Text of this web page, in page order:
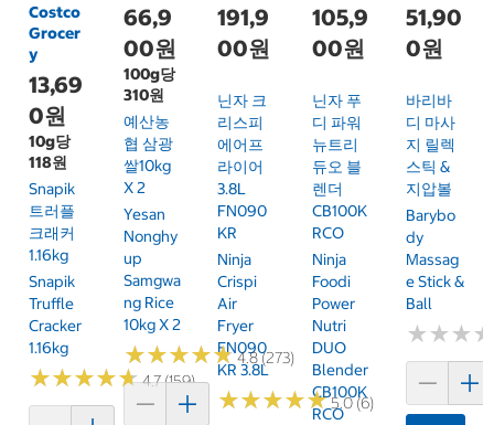
Costco
Grocer
y
13,69
0원
10g당
118원
Snapik
트러플
크래커
1.16kg
Snapik
Truffle
Cracker
1.16kg
★★★★★
★★★★★4.7 (159)
66,9
00원
100g당
310원
예산농
협 삼광
쌀10kg
X 2
Yesan
Nonghy
Up
Samgwa
Ng Rice
10kg X 2
★★★★★
★★★★★4.8 (273)
191,9
00원
닌자 크
리스피
에어프
라이어
3.8L
FN090
KR
Ninja
Crispi
Air
Fryer
FN090
KR 3.8L
★★★★★
★★★★★5.0 (6)
105,9
00원
닌자 푸
디 파워
뉴트리
듀오 블
렌더
CB100K
RCO
Ninja
Foodi
Power
Nutri
DUO
Blender
CB100K
RCO
51,90
0원
바리바
디 마사
지 릴렉
스틱 &
지압볼
Barybo
Dy
Massag
E Stick &
Ball
★★★
★★★